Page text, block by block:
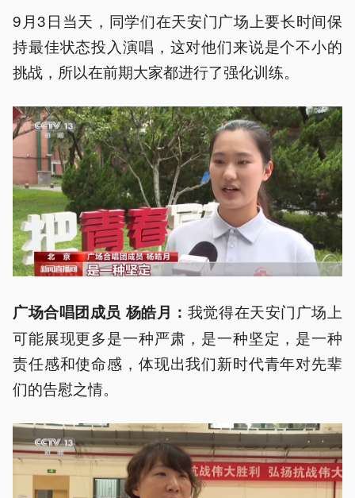
9月3日当天，同学们在天安门广场上要长时间保
持最佳状态投入演唱，这对他们来说是个不小的
挑战，所以在前期大家都进行了强化训练。
广场合唱团成员 杨皓月： 我觉得在天安门广场上
可能展现更多是一种严肃，是一种坚定，是一种
责任感和使命感，体现出我们新时代青年对先辈
们的告慰之情。